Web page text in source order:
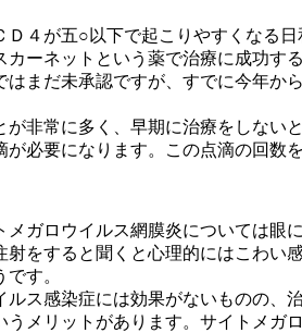
４が五○以下で起こりやすくなる
ーネットという薬で治療に成功
まだ未承認ですが、すでに今年
非常に多く、早期に治療をしない
必要になります。この点滴の回数
ガロウイルス網膜炎については眼
をすると聞くと心理的にはこわ
す。
ス感染症には効果がないものの、
メリットがあります。サイトメ